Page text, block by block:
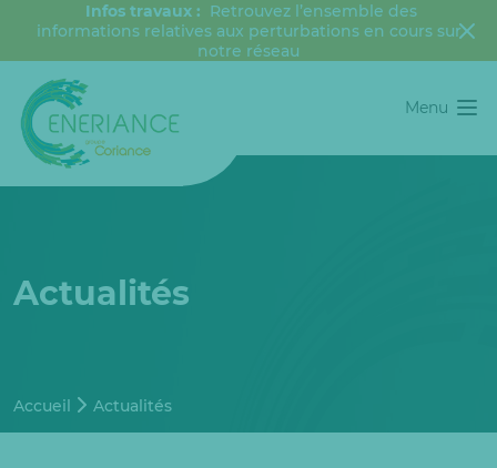
Infos travaux : Retrouvez l’ensemble des
informations relatives aux perturbations en cours sur
notre réseau
Menu
Actualités
Accueil Actualités